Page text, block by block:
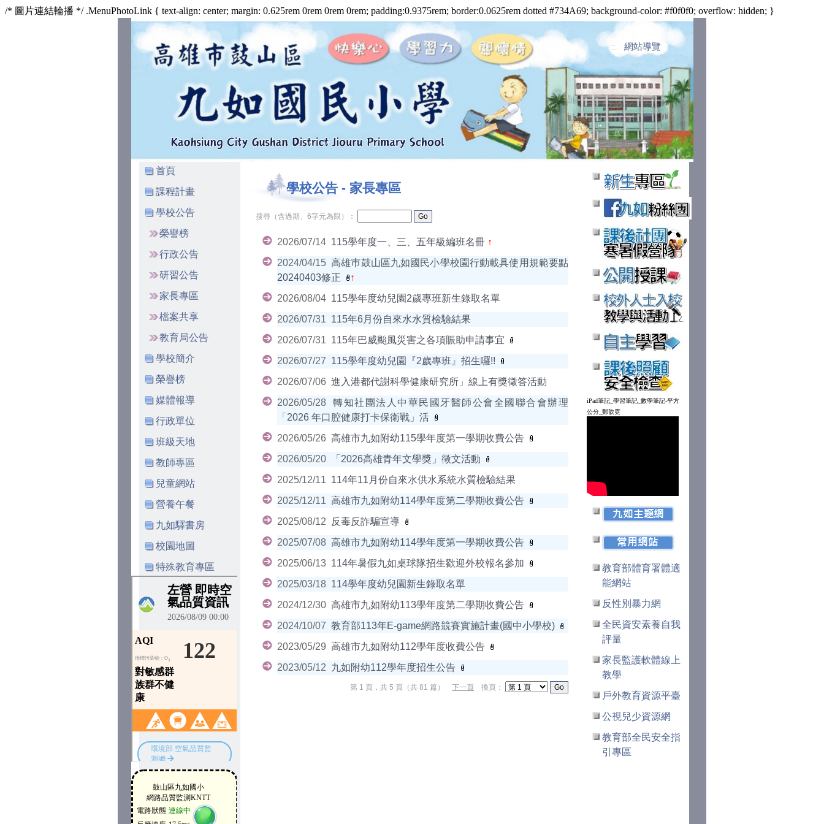
/* 圖片連結輪播 */ .MenuPhotoLink { text-align: center; margin: 0.625rem 0rem 0rem 0rem; padding:0.9375rem; border:0.0625rem dotted #734A69; background-color: #f0f0f0; overflow: hidden; }
::: 網站導覽
:::
首頁
課程計畫
學校公告
榮譽榜
行政公告
研習公告
家長專區
檔案共享
教育局公告
學校簡介
榮譽榜
媒體報導
行政單位
班級天地
教師專區
兒童網站
營養午餐
九如驛書房
校園地圖
特殊教育專區
:::
學校公告 - 家長專區
搜尋（含過期、6字元為限）：
2026/07/14 115學年度一、三、五年級編班名冊 ↑
2024/04/15高雄巿鼓山區九如國民小學校園行動載具使用規範要點
20240403修正
↑
2026/08/04 115學年度幼兒園2歲專班新生錄取名單
2026/07/31 115年6月份自來水水質檢驗結果
2026/07/31 115年巴威颱風災害之各項賑助申請事宜
2026/07/27 115學年度幼兒園『2歲專班』招生囉!!
2026/07/06 進入港都代謝科學健康研究所」線上有獎徵答活動
2026/05/28轉知社團法人中華民國牙醫師公會全國聯合會辦理
「2026 年口腔健康打卡保衛戰」活
2026/05/26 高雄市九如附幼115學年度第一學期收費公告
2026/05/20
「2026高雄青年文學獎」徵文活動
2025/12/11 114年11月份自來水供水系統水質檢驗結果
2025/12/11 高雄市九如附幼114學年度第二學期收費公告
2025/08/12
反毒反詐騙宣導
2025/07/08 高雄市九如附幼114學年度第一學期收費公告
2025/06/13 114年暑假九如桌球隊招生歡迎外校報名參加
2025/03/18 114學年度幼兒園新生錄取名單
2024/12/30 高雄市九如附幼113學年度第二學期收費公告
2024/10/07 教育部113年E-game網路競賽實施計畫(國中小學校)
2023/05/29 高雄市九如附幼112學年度收費公告
2023/05/12 九如附幼112學年度招生公告
第 1 頁，共 5 頁（共 81 篇） 下一頁 換頁：
:::
iPad筆記_學習筆記_數學筆記-平方
公分_鄭歆霓
教育部體育署體適
能網站
反性別暴力網
全民資安素養自我
評量
家長監護軟體線上
教學
戶外教育資源平臺
公視兒少資源網
教育部全民安全指
引專區